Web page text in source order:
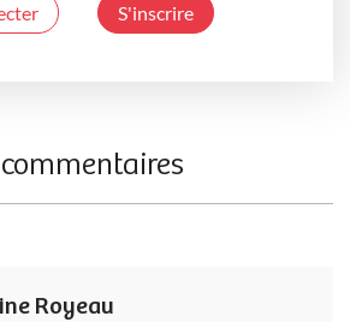
S'inscrire
Royeau